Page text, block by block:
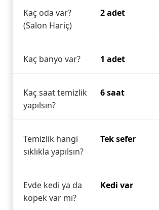
Kaç oda var?
(Salon Hariç)
2 adet
Kaç banyo var? 1 adet
Kaç saat temizlik
yapılsın?
6 saat
Temizlik hangi
sıklıkla yapılsın?
Tek sefer
Evde kedi ya da
köpek var mı?
Kedi var